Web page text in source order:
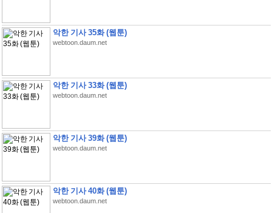
악한 기사 35화 (웹툰)
webtoon.daum.net
악한 기사 33화 (웹툰)
webtoon.daum.net
악한 기사 39화 (웹툰)
webtoon.daum.net
악한 기사 40화 (웹툰)
webtoon.daum.net